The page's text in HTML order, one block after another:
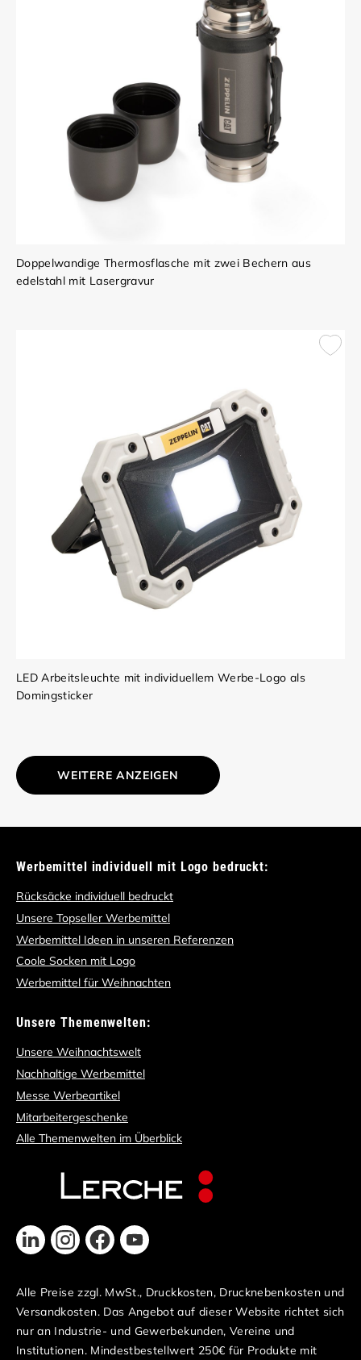
Doppelwandige Thermosflasche mit zwei Bechern aus
edelstahl mit Lasergravur
LED Arbeitsleuchte mit individuellem Werbe-Logo als
Domingsticker
WEITERE ANZEIGEN
Werbemittel individuell mit Logo bedruckt:
Rücksäcke individuell bedruckt
Unsere Topseller Werbemittel
Werbemittel Ideen in unseren Referenzen
Coole Socken mit Logo
Werbemittel für Weihnachten
Unsere Themenwelten:
Unsere Weihnachtswelt
Nachhaltige Werbemittel
Messe Werbeartikel
Mitarbeitergeschenke
Alle Themenwelten im Überblick
Alle Preise zzgl. MwSt., Druckkosten, Drucknebenkosten und
Versandkosten. Das Angebot auf dieser Website richtet sich
nur an Industrie- und Gewerbekunden, Vereine und
Institutionen. Mindestbestellwert 250€ für Produkte mit